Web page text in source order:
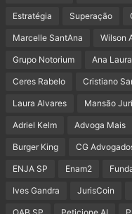
Estratégia Superação
Marcelle SantAna Wilson
Grupo Notorium Ana Laura
Ceres Rabelo Cristiano
Laura Alvares Mansão
Adriel Kelm Advoga Mais
Burger King CG
ENJA SP Enam2
Ives Gandra JurisCoin